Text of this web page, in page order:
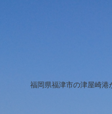
福岡県福津市の津屋崎港